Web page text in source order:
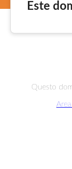
Este
Questo